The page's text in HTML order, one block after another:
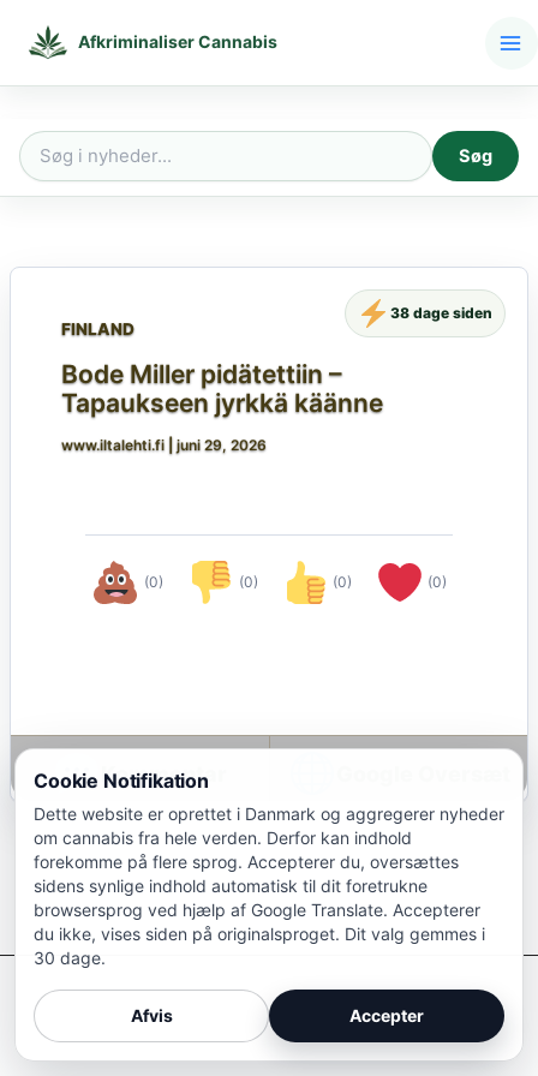
Afkriminaliser Cannabis
Søg
Søg
FINLAND
Bode Miller pidätettiin –
Tapaukseen jyrkkä käänne
www.iltalehti.fi juni 29, 2026
(0) (0) (0) (0)
38 dage siden
Afkriminaliser Cannabis
Cookie Notifikation
Dette website er oprettet i Danmark og aggregerer nyheder
om cannabis fra hele verden. Derfor kan indhold
forekomme på flere sprog. Accepterer du, oversættes
sidens synlige indhold automatisk til dit foretrukne
browsersprog ved hjælp af Google Translate. Accepterer
du ikke, vises siden på originalsproget. Dit valg gemmes i
30 dage.
Afvis Accepter